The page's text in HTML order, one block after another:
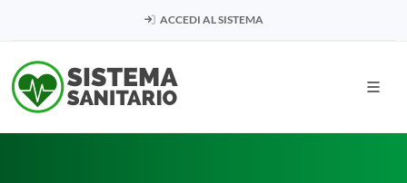
ACCEDI AL SISTEMA